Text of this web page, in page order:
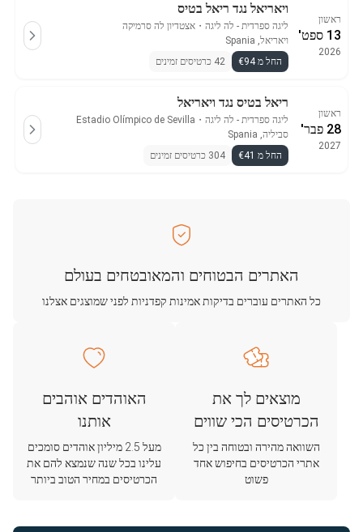
ראשון
13 ספט'
2026
ויאריאל נגד ריאל בטיס
ליגה ספרדית - לה ליגה ・ אצטדיון לה סרמיקה
ויאריאל, Spania
החל מ €94
42 כרטיסים זמינים
ראשון
28 פבר'
2027
ריאל בטיס נגד ויאריאל
ליגה ספרדית - לה ליגה ・
Estadio Olímpico de Sevilla
סביליה, Spania
החל מ €41
304 כרטיסים זמינים
האתרים הבטוחים והמאובטחים בעולם
כל האתרים עוברים בדיקות אמינות קפדניות לפני שמוצגים אצלנו
מוצאים לך את
הכרטיסים הכי שווים
השוואה מהירה ובטוחה בין כל
אתרי הכרטיסים בחיפוש אחד
פשוט
האוהדים אוהבים
אותנו
מעל 2.5 מיליון אוהדים סומכים
עלינו בכל שנה שנמצא להם את
הכרטיסים במחיר הטוב ביותר